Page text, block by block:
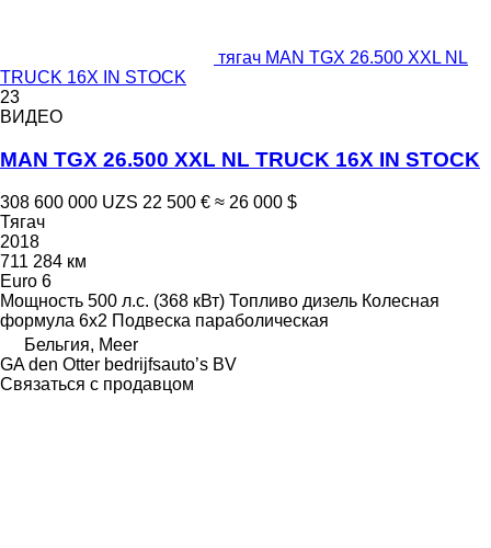
тягач MAN TGX 26.500 XXL NL
TRUCK 16X IN STOCK
23
ВИДЕО
MAN TGX 26.500 XXL NL TRUCK 16X IN STOCK
308 600 000 UZS 22 500 € ≈ 26 000 $
Тягач
2018
711 284 км
Euro 6
Мощность 500 л.с. (368 кВт) Топливо дизель Колесная
формула 6x2 Подвеска параболическая
Бельгия, Meer
GA den Otter bedrijfsauto’s BV
Связаться с продавцом